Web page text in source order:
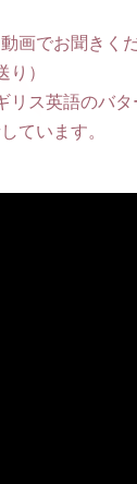
画でお聞きく
り）
リス英語のバ
ています。